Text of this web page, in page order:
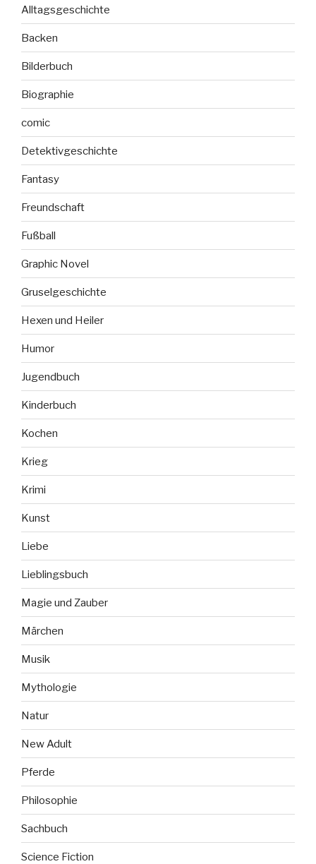
Alltagsgeschichte
Backen
Bilderbuch
Biographie
comic
Detektivgeschichte
Fantasy
Freundschaft
Fußball
Graphic Novel
Gruselgeschichte
Hexen und Heiler
Humor
Jugendbuch
Kinderbuch
Kochen
Krieg
Krimi
Kunst
Liebe
Lieblingsbuch
Magie und Zauber
Märchen
Musik
Mythologie
Natur
New Adult
Pferde
Philosophie
Sachbuch
Science Fiction